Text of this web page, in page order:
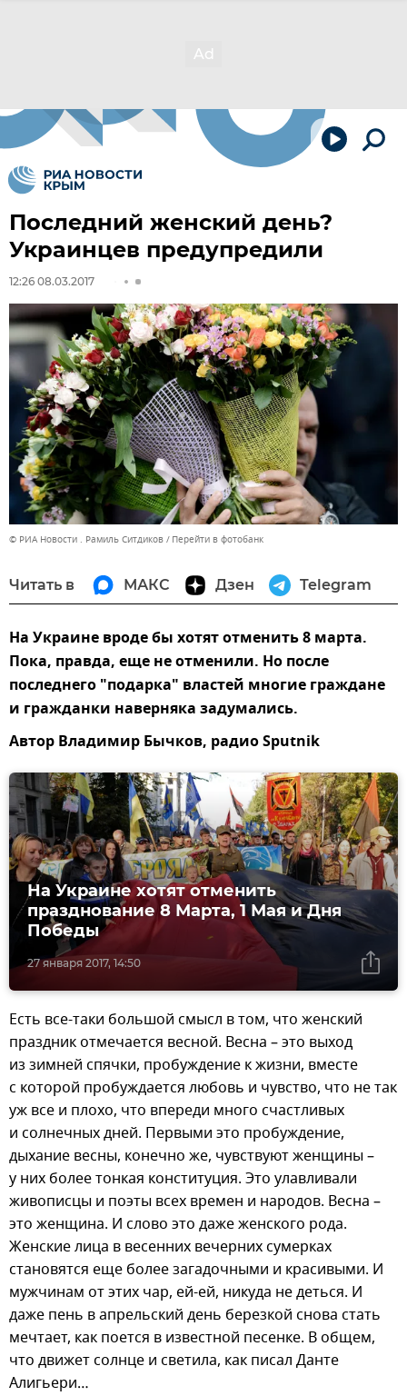
Последний женский день?
Украинцев предупредили
12:26 08.03.2017
© РИА Новости . Рамиль Ситдиков Перейти в фотобанк
Читать в МАКС Дзен Telegram
На Украине вроде бы хотят отменить 8 марта.
Пока, правда, еще не отменили. Но после
последнего "подарка" властей многие граждане
и гражданки наверняка задумались.
Автор Владимир Бычков, радио Sputnik
27 января 2017, 14:50
На Украине хотят отменить
празднование 8 Марта, 1 Мая и Дня
Победы
Есть все-таки большой смысл в том, что женский
праздник отмечается весной. Весна – это выход
из зимней спячки, пробуждение к жизни, вместе
с которой пробуждается любовь и чувство, что не так
уж все и плохо, что впереди много счастливых
и солнечных дней. Первыми это пробуждение,
дыхание весны, конечно же, чувствуют женщины –
у них более тонкая конституция. Это улавливали
живописцы и поэты всех времен и народов. Весна –
это женщина. И слово это даже женского рода.
Женские лица в весенних вечерних сумерках
становятся еще более загадочными и красивыми. И
мужчинам от этих чар, ей-ей, никуда не деться. И
даже пень в апрельский день березкой снова стать
мечтает, как поется в известной песенке. В общем,
что движет солнце и светила, как писал Данте
Алигьери…